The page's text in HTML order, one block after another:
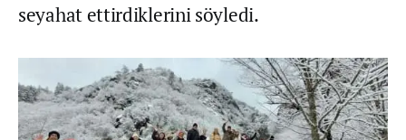
seyahat ettirdiklerini söyledi.